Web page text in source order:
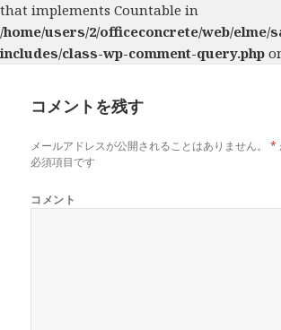
that implements Countable in
/home/users/2/officeconcrete/web/elme/
includes/class-wp-comment-query.php
コメントを残す
メールアドレスが公開されることはありません。 *
必須項目です
コメント